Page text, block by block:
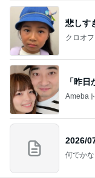
悲しす
クロオ
「昨
Ameba
2026/
何でか